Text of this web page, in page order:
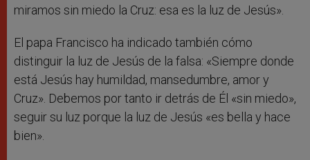
miramos sin miedo la Cruz: esa es la luz de Jesús».
El papa Francisco ha indicado también cómo
distinguir la luz de Jesús de la falsa: «Siempre donde
está Jesús hay humildad, mansedumbre, amor y
Cruz». Debemos por tanto ir detrás de Él «sin miedo»,
seguir su luz porque la luz de Jesús «es bella y hace
bien».